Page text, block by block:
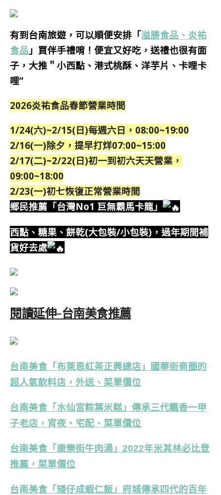
有到台南旅遊，可以順便安排「溢勝食品、炎祐
食品 」買伴手禮唷！便宜又好吃，送禮也很有面
子，大推＂小西點、港式桃酥、洋芋片、卡哩卡
哩”
2026炎祐食品春節營業時間
1/24(六)~2/15(日)每週六日，08:00~19:00
2/16(一)除夕，提早打烊07:00~15:00
2/17(二)~2/22(日)初一到初六天天營業，
09:00~18:00
2/23(一)初七恢復正常營業時間
鄉民推薦「台灣No1 巨無霸馬卡龍」
西點、糖果、 餅乾(大包裝/小包裝)，過年期間補
貨好去處
閱讀延伸-台南美食推薦
台南美食「布萊恩紅茶正興總店」國華街商圈的
超人氣飲料店，外送、菜單價位
台南美食「水仙宮粽葉米糕」傳承三代飄香一甲
子老店，宵夜、宅配、菜單價位
台南美食「康樂街牛肉湯」2022年米其林必比登
推薦，菜單價位
台南美食「矮仔成蝦仁飯」府城傳承四代的百年